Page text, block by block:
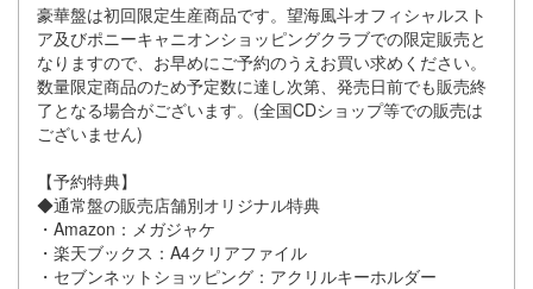
豪華盤は初回限定生産商品です。望海風斗オフィシャルスト
ア及びポニーキャニオンショッピングクラブでの限定販売と
なりますので、お早めにご予約のうえお買い求めください。
数量限定商品のため予定数に達し次第、発売日前でも販売終
了となる場合がございます。(全国CDショップ等での販売は
ございません)
【予約特典】
◆通常盤の販売店舗別オリジナル特典
・Amazon：メガジャケ
・楽天ブックス：A4クリアファイル
・セブンネットショッピング：アクリルキーホルダー